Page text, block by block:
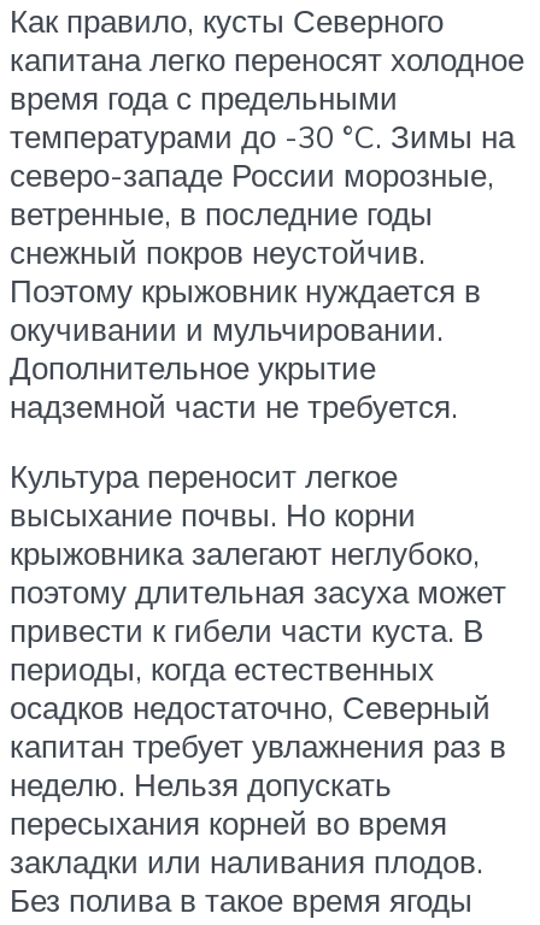
Как правило, кусты Северного
капитана легко переносят холодное
время года с предельными
температурами до -30 °C. Зимы на
северо-западе России морозные,
ветренные, в последние годы
снежный покров неустойчив.
Поэтому крыжовник нуждается в
окучивании и мульчировании.
Дополнительное укрытие
надземной части не требуется.
Культура переносит легкое
высыхание почвы. Но корни
крыжовника залегают неглубоко,
поэтому длительная засуха может
привести к гибели части куста. В
периоды, когда естественных
осадков недостаточно, Северный
капитан требует увлажнения раз в
неделю. Нельзя допускать
пересыхания корней во время
закладки или наливания плодов.
Без полива в такое время ягоды